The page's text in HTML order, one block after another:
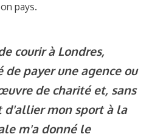
pays.
courir à Londres,
payer une agence ou
de charité et, sans
d'allier mon sport à la
m'a donné le